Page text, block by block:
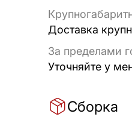
Доставка
За пределами
Уточняйте у
Сборка